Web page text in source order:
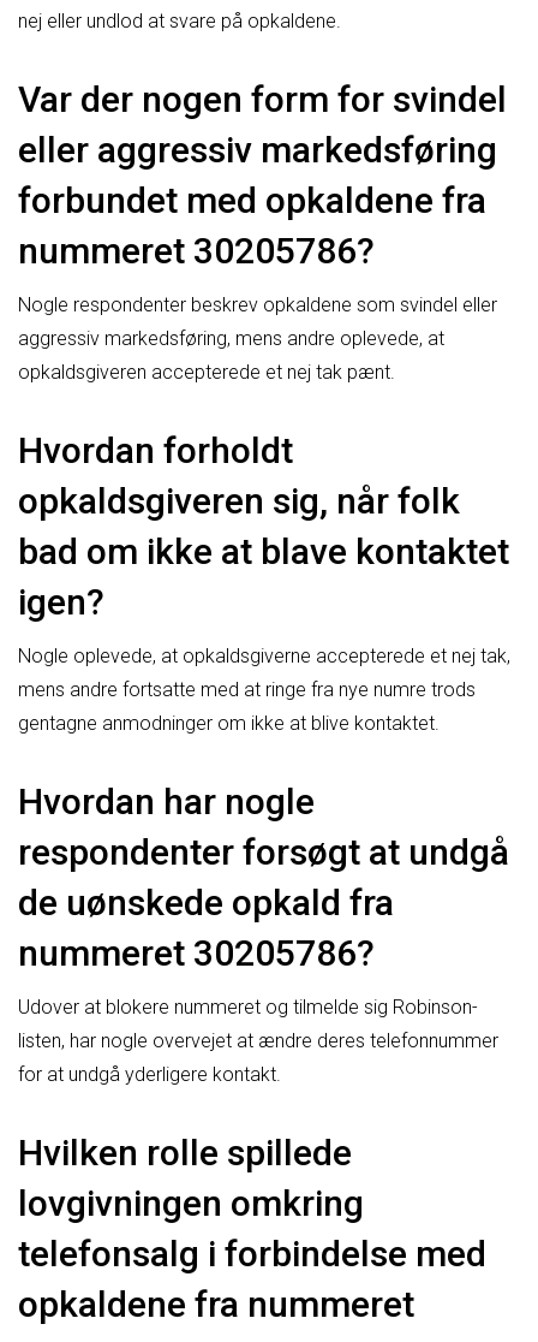
nej eller undlod at svare på opkaldene.
Var der nogen form for svindel
eller aggressiv markedsføring
forbundet med opkaldene fra
nummeret 30205786?
Nogle respondenter beskrev opkaldene som svindel eller
aggressiv markedsføring, mens andre oplevede, at
opkaldsgiveren accepterede et nej tak pænt.
Hvordan forholdt
opkaldsgiveren sig, når folk
bad om ikke at blave kontaktet
igen?
Nogle oplevede, at opkaldsgiverne accepterede et nej tak,
mens andre fortsatte med at ringe fra nye numre trods
gentagne anmodninger om ikke at blive kontaktet.
Hvordan har nogle
respondenter forsøgt at undgå
de uønskede opkald fra
nummeret 30205786?
Udover at blokere nummeret og tilmelde sig Robinson-
listen, har nogle overvejet at ændre deres telefonnummer
for at undgå yderligere kontakt.
Hvilken rolle spillede
lovgivningen omkring
telefonsalg i forbindelse med
opkaldene fra nummeret